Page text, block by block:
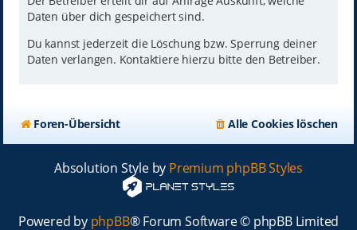
Daten über dich gespeichert sind.
Du kannst jederzeit die Löschung bzw. Sperrung deiner
Daten verlangen. Kontaktiere hierzu bitte den Betreiber.
Foren-Übersicht Alle Cookies löschen
Absolution Style by Premium phpBB Styles
Powered by phpBB® Forum Software © phpBB Limited